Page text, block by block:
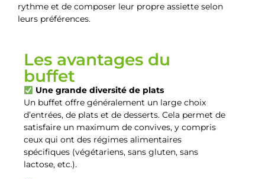
rythme et de composer leur propre assiette selon
leurs préférences.
Les avantages du
buffet
Une grande diversité de plats
Un buffet offre généralement un large choix
d’entrées, de plats et de desserts. Cela permet de
satisfaire un maximum de convives, y compris
ceux qui ont des régimes alimentaires
spécifiques (végétariens, sans gluten, sans
lactose, etc.).